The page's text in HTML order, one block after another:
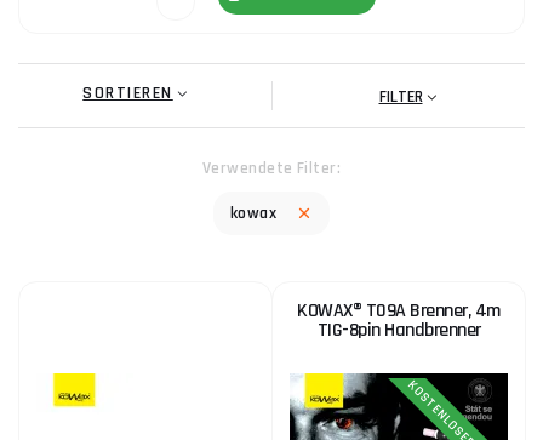
SORTIEREN FILTER
Verwendete Filter:
kowax
KOWAX® T09A Brenner, 4m
TIG-8pin Handbrenner